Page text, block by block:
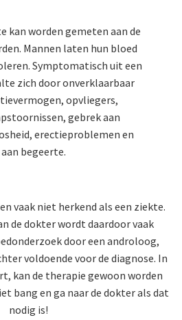
worden gemeten aan de
Mannen laten hun bloed
Symptomatisch uit een
zich door onverklaarbaar
opvliegers,
gebrek aan
erectieproblemen en
begeerte.
vaak niet herkend als een ziekte.
de dokter wordt daardoor vaak
door een androloog,
voldoende voor de diagnose. In
kan de therapie gewoon worden
bang en ga naar de dokter als dat
nodig is!